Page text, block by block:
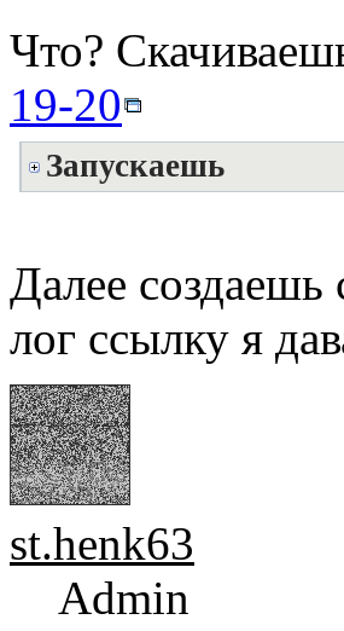
Что?
19-20
Запускаешь
Далее создаешь
лог ссылку я
st.henk63
Admin